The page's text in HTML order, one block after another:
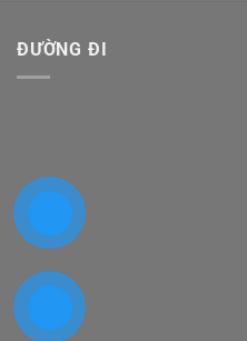
ĐƯỜNG ĐI